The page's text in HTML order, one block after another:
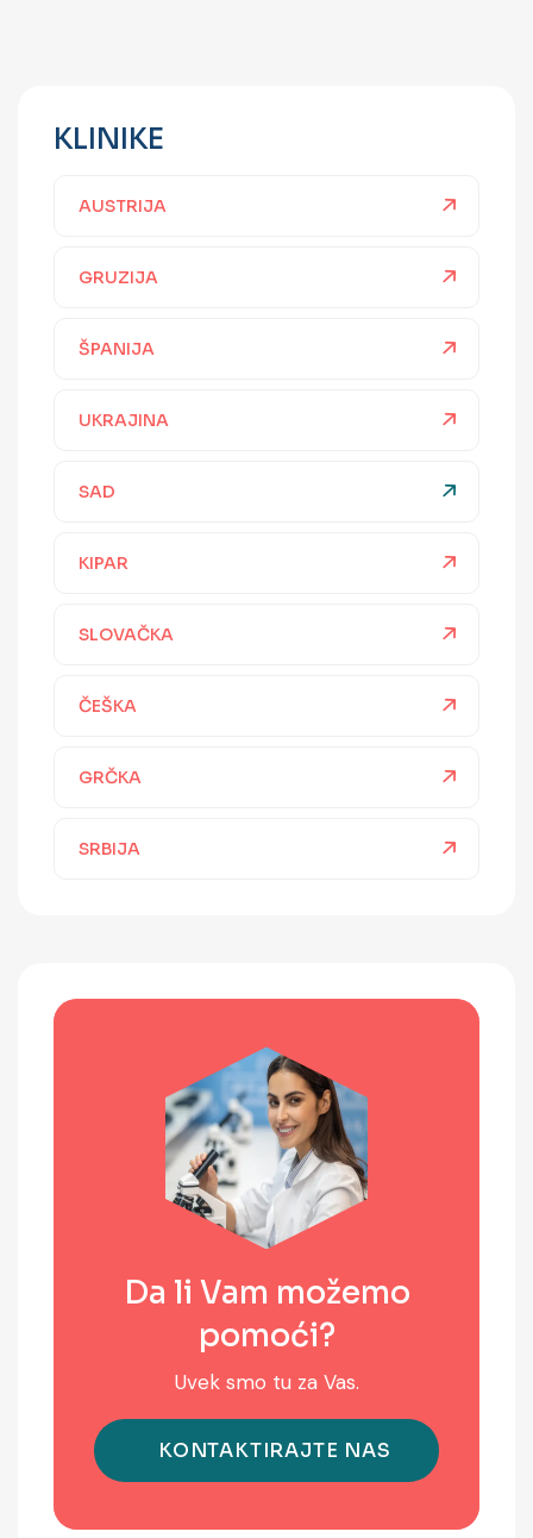
KLINIKE
AUSTRIJA
GRUZIJA
ŠPANIJA
UKRAJINA
SAD
KIPAR
SLOVAČKA
ČEŠKA
GRČKA
SRBIJA
Da li Vam možemo
pomoći?
Uvek smo tu za Vas.